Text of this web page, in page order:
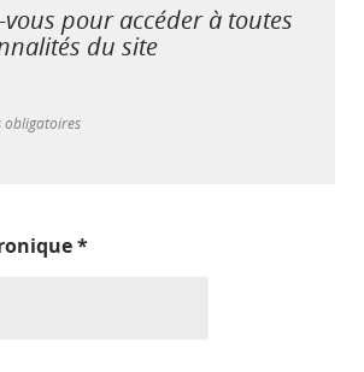
vous pour accéder à toutes
du site
obligatoires
*